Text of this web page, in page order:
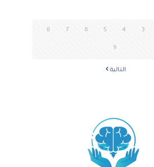
3
4
5
6
7
8
9
التالية